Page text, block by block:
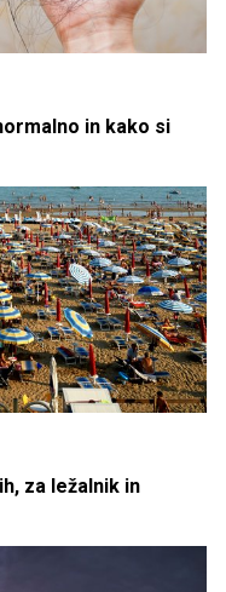
in kako si
za ležalnik in